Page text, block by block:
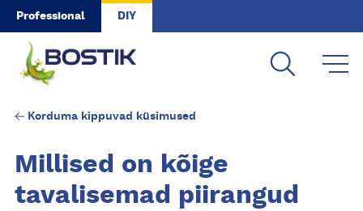
Skip to main content
Professional DIY
Korduma kippuvad küsimused
Millised on kõige
tavalisemad piirangud